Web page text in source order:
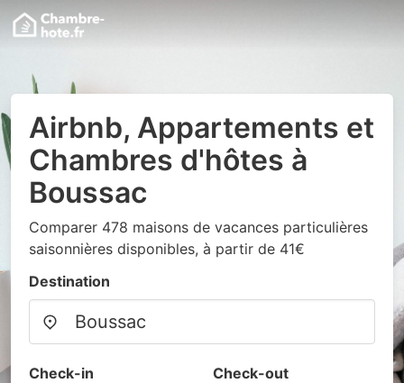
Airbnb, Appartements et
Chambres d'hôtes à
Boussac
Comparer 478 maisons de vacances particulières
saisonnières disponibles, à partir de 41€
Destination
Check-in Check-out